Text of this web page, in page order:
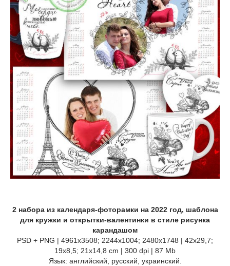
2 набора из календаря-фоторамки на 2022 год, шаблона
для кружки и открытки-валентинки в стиле рисунка
карандашом
PSD + PNG | 4961х3508; 2244x1004; 2480x1748 | 42х29,7;
19x8,5; 21x14,8 cm | 300 dpi | 87 Mb
Язык: английский, русский, украинский.